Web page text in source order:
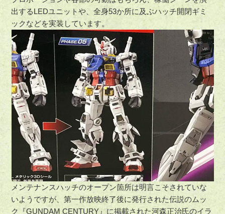
出するLEDユニットや、全身53か所に及ぶハッチ開閉ギミ
ックなどを実装しています。
メンテナンスハッチのオープン箇所は明言こそされていな
いようですが、第一作放映終了後に発行された伝説のムッ
ク『GUNDAM CENTURY』に掲載された河森正治氏のイラ